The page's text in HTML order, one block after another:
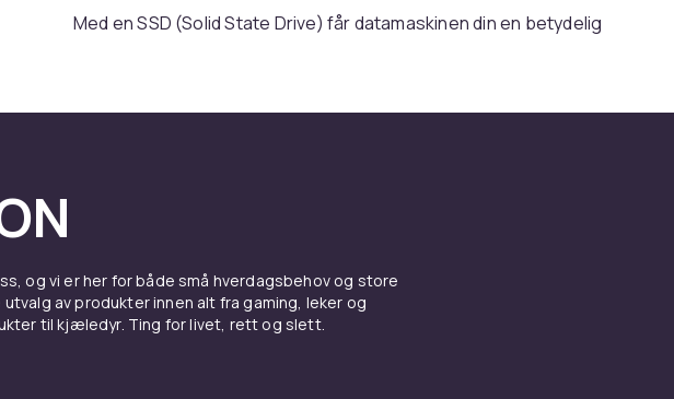
Med en SSD (Solid State Drive) får datamaskinen din en betydelig
og du trenger ikke å vente selv når du jobber i flere vinduer samtidig. Det
oppgradering som utgjør en stor forskjell i følelse og flyt.
og vi er her for både små hverdagsbehov og store
av produkter innen alt fra gaming, leker og
til kjæledyr. Ting for livet, rett og slett.